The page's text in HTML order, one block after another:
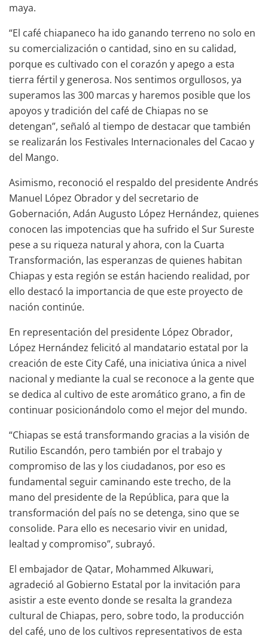
maya.
“El café chiapaneco ha ido ganando terreno no solo en
su comercialización o cantidad, sino en su calidad,
porque es cultivado con el corazón y apego a esta
tierra fértil y generosa. Nos sentimos orgullosos, ya
superamos las 300 marcas y haremos posible que los
apoyos y tradición del café de Chiapas no se
detengan”, señaló al tiempo de destacar que también
se realizarán los Festivales Internacionales del Cacao y
del Mango.
Asimismo, reconoció el respaldo del presidente Andrés
Manuel López Obrador y del secretario de
Gobernación, Adán Augusto López Hernández, quienes
conocen las impotencias que ha sufrido el Sur Sureste
pese a su riqueza natural y ahora, con la Cuarta
Transformación, las esperanzas de quienes habitan
Chiapas y esta región se están haciendo realidad, por
ello destacó la importancia de que este proyecto de
nación continúe.
En representación del presidente López Obrador,
López Hernández felicitó al mandatario estatal por la
creación de este City Café, una iniciativa única a nivel
nacional y mediante la cual se reconoce a la gente que
se dedica al cultivo de este aromático grano, a fin de
continuar posicionándolo como el mejor del mundo.
“Chiapas se está transformando gracias a la visión de
Rutilio Escandón, pero también por el trabajo y
compromiso de las y los ciudadanos, por eso es
fundamental seguir caminando este trecho, de la
mano del presidente de la República, para que la
transformación del país no se detenga, sino que se
consolide. Para ello es necesario vivir en unidad,
lealtad y compromiso”, subrayó.
El embajador de Qatar, Mohammed Alkuwari,
agradeció al Gobierno Estatal por la invitación para
asistir a este evento donde se resalta la grandeza
cultural de Chiapas, pero, sobre todo, la producción
del café, uno de los cultivos representativos de esta